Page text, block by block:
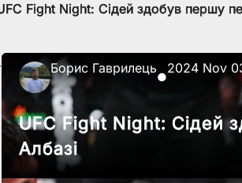
Fight Night: Сідей здобув першу
Борис Гаврилець
●
2024 Nov
UFC Fight Night: Сідей
Албазі